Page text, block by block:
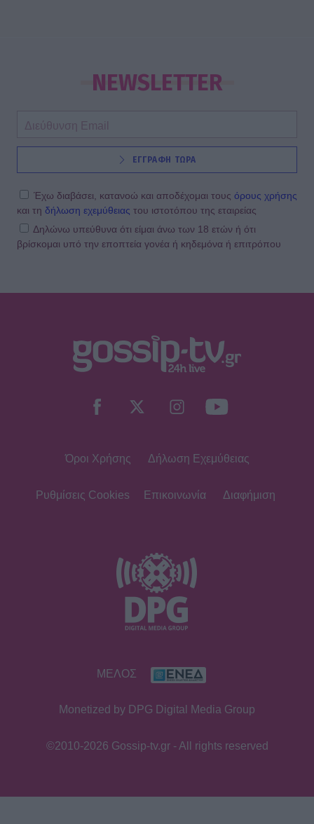
NEWSLETTER
ΕΓΓΡΑΦΗ ΤΩΡΑ
Έχω διαβάσει, κατανοώ και αποδέχομαι τους όρους χρήσης
και τη δήλωση εχεμύθειας του ιστοτόπου της εταιρείας
Δηλώνω υπεύθυνα ότι είμαι άνω των 18 ετών ή ότι
βρίσκομαι υπό την εποπτεία γονέα ή κηδεμόνα ή επιτρόπου
Όροι Χρήσης Δήλωση Εχεμύθειας
Ρυθμίσεις Cookies Επικοινωνία Διαφήμιση
ΜΕΛΟΣ
Monetized by DPG Digital Media Group
©2010-2026 Gossip-tv.gr - All rights reserved